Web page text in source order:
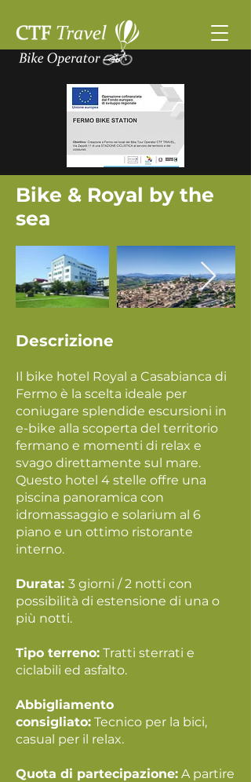
Bike & Royal by the
sea
Descrizione
Il bike hotel Royal a Casabianca di
Fermo è la scelta ideale per
coniugare splendide escursioni in
e-bike alla scoperta del territorio
fermano e momenti di relax e
svago direttamente sul mare.
Questo hotel 4 stelle offre una
piscina panoramica con
idromassaggio e solarium al 6
piano e un ottimo ristorante
interno.
Durata: 3 giorni / 2 notti con
possibilità di estensione di una o
più notti.
Tipo terreno: Tratti sterrati e
ciclabili ed asfalto.
Abbigliamento
consigliato: Tecnico per la bici,
casual per il relax.
Quota di partecipazione: A partire